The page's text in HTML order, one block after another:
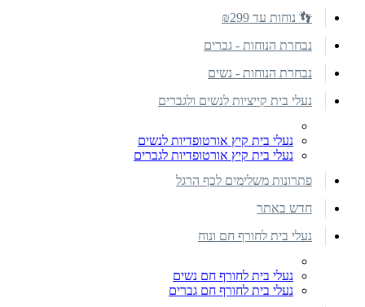
👣 נוחות עד ₪299
נבחרת הנוחות - גברים
נבחרת הנוחות - נשים
נעלי בית קייציות לנשים ולגברים
נעלי בית קיץ אורטופדיות לנשים
נעלי בית קיץ אורטופדיות לגברים
פתרונות משלימים לכף הרגל
חדש באתר
נעלי בית לחורף חם ונוח
נעלי בית לחורף חם נשים
נעלי בית לחורף חם גברים